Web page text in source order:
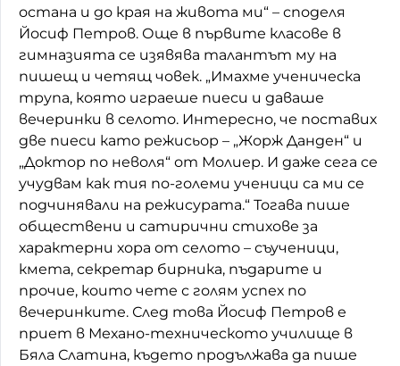
остана и до края на живота ми“ – споделя
Йосиф Петров. Още в първите класове в
гимназията се изявява талантът му на
пишещ и четящ човек. „Имахме ученическа
трупа, която играеше пиеси и даваше
вечеринки в селото. Интересно, че поставих
две пиеси като режисьор – „Жорж Данден“ и
„Доктор по неволя“ от Молиер. И даже сега се
учудвам как тия по-големи ученици са ми се
подчинявали на режисурата.“ Тогава пише
обществени и сатирични стихове за
характерни хора от селото – съученици,
кмета, секретар бирника, пъдарите и
прочие, които чете с голям успех по
вечеринките. След това Йосиф Петров е
приет в Механо-техническото училище в
Бяла Слатина, където продължава да пише